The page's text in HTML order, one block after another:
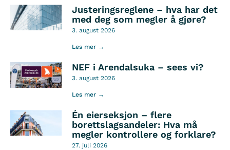
Justeringsreglene – hva har det
med deg som megler å gjøre?
3. august 2026
Les mer →
NEF i Arendalsuka – sees vi?
3. august 2026
Les mer →
Én eierseksjon – flere
borettslagsandeler: Hva må
megler kontrollere og forklare?
27. juli 2026